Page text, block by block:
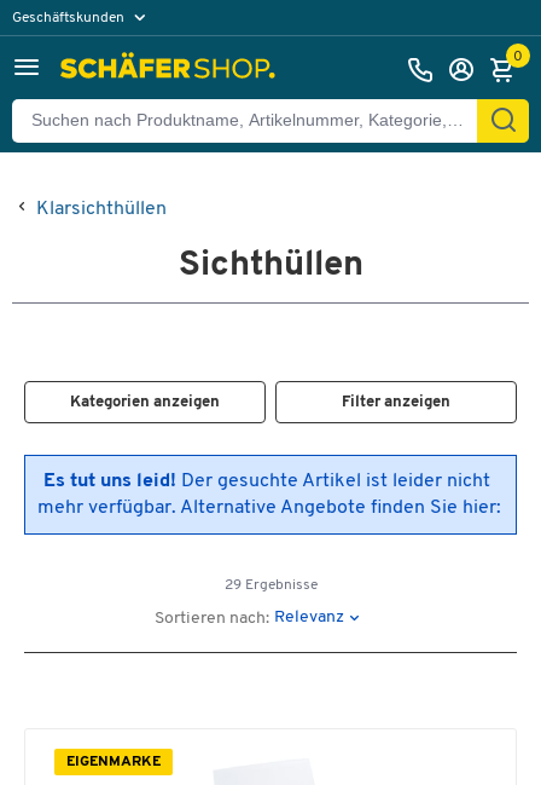
Geschäftskunden
0
Klarsichthüllen
Sichthüllen
Kategorien anzeigen Filter anzeigen
Es tut uns leid! Der gesuchte Artikel ist leider nicht
mehr verfügbar. Alternative Angebote finden Sie hier:
29 Ergebnisse
Sortieren nach: Relevanz
EIGENMARKE